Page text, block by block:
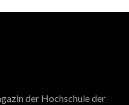
der Hochschule der